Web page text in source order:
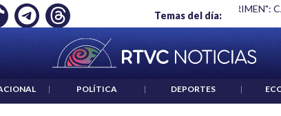
Temas del día:
EMPLEO: JP MORGAN "HABLAR NO ES UN CRIMEN":
| POLÍTICA | DEPORTES |